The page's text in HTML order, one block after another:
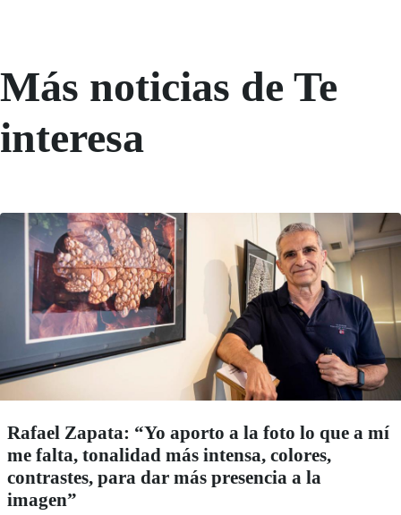
Más noticias de Te
interesa
Rafael Zapata: “Yo aporto a la foto lo que a mí
me falta, tonalidad más intensa, colores,
contrastes, para dar más presencia a la
imagen”